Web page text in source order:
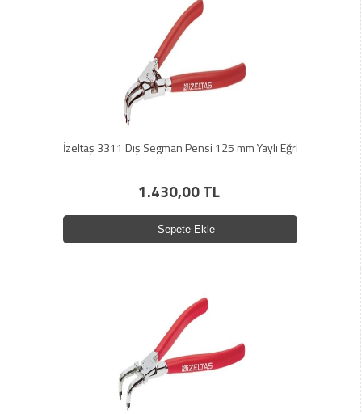
İzeltaş 3311 Dış Segman Pensi 125 mm Yaylı Eğri
1.430,00 TL
Sepete Ekle